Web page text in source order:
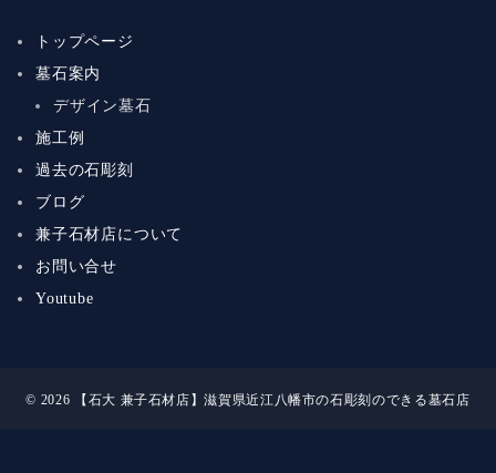
トップページ
墓石案内
デザイン墓石
施工例
過去の石彫刻
ブログ
兼子石材店について
お問い合せ
Youtube
© 2026 【石大 兼子石材店】滋賀県近江八幡市の石彫刻のできる墓石店